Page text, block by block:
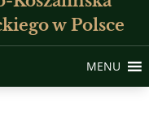
w Polsce
MENU